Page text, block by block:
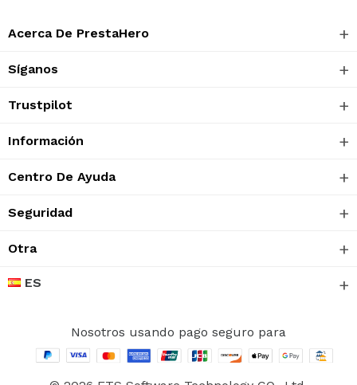
Acerca De PrestaHero
Síganos
Trustpilot
Información
Centro De Ayuda
Seguridad
Otra
ES
Nosotros usando pago seguro para